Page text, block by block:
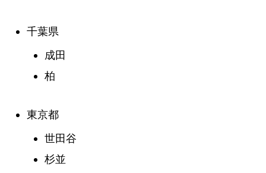
千葉県
成田
柏
東京都
世田谷
杉並